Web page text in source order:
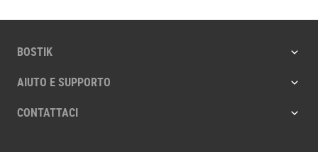
BOSTIK
AIUTO E SUPPORTO
CONTATTACI